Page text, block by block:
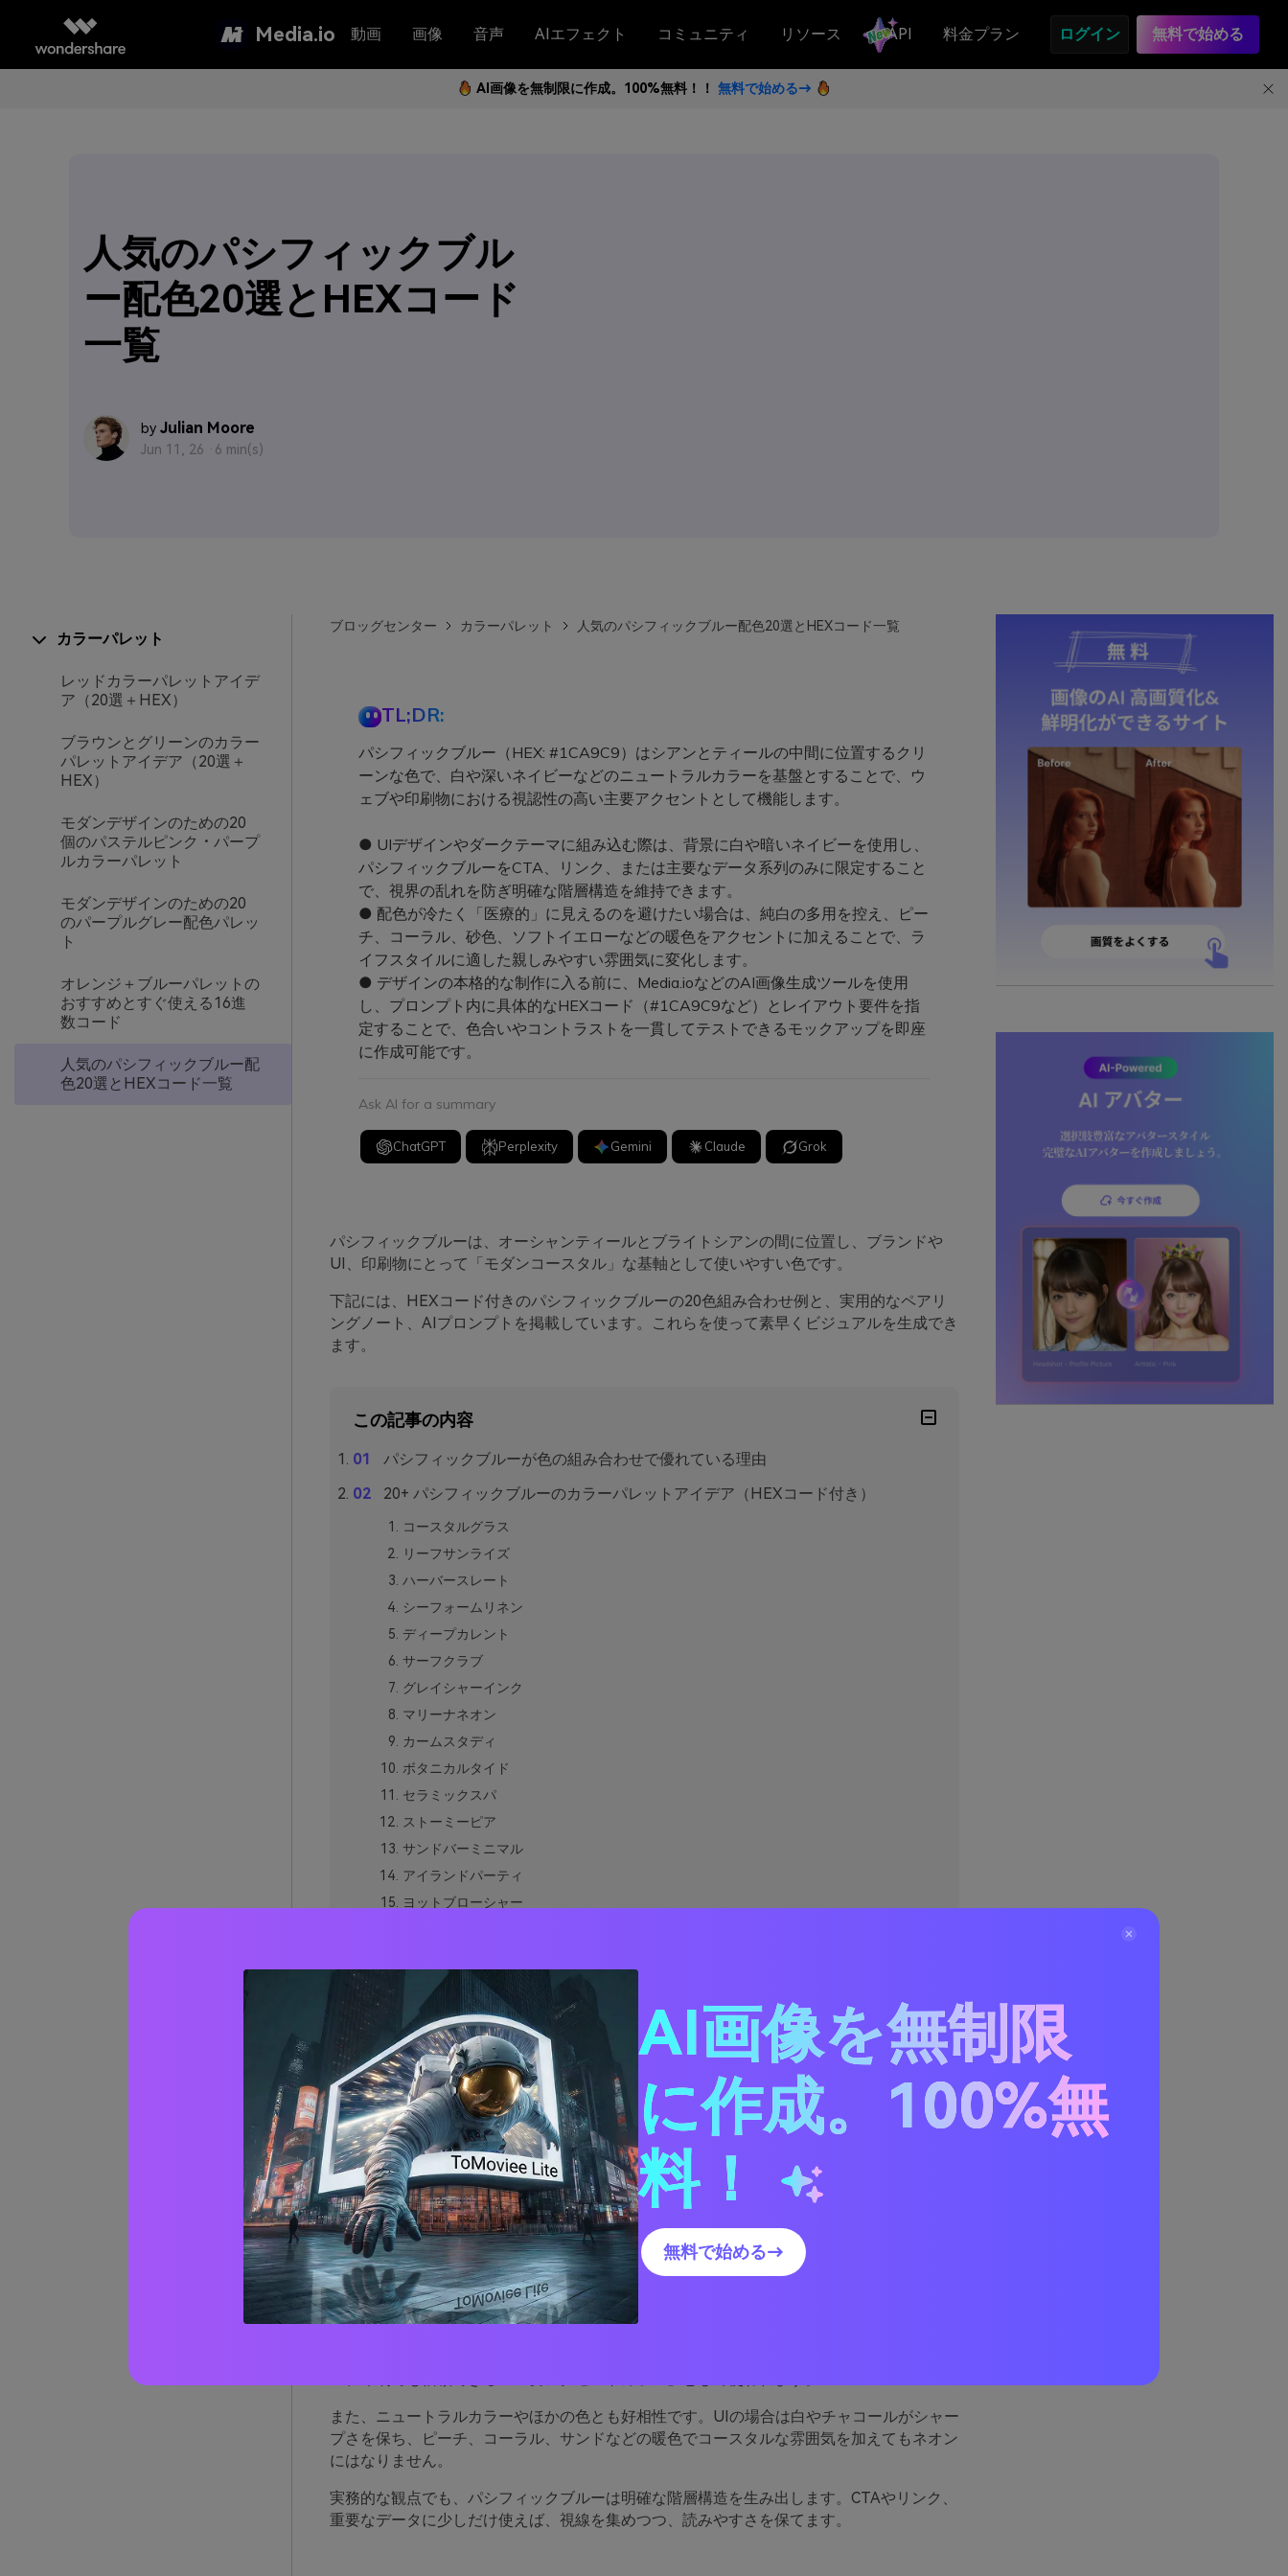
Media.io 動画 画像 音声 AIエフェクト コミュニティ リソース API 料金プラン ログイン 無料で始める
AI画像を無制限に作成。100%無料！！ 無料で始める→
人気のパシフィックブル
ー配色20選とHEXコード
一覧
by Julian Moore
Jun 11, 26 · 6 min(s)
カラーパレット
レッドカラーパレットアイデ
ア（20選＋HEX）
ブラウンとグリーンのカラー
パレットアイデア（20選＋
HEX）
モダンデザインのための20
個のパステルピンク・パープ
ルカラーパレット
モダンデザインのための20
のパープルグレー配色パレッ
ト
オレンジ＋ブルーパレットの
おすすめとすぐ使える16進
数コード
人気のパシフィックブルー配
色20選とHEXコード一覧
ブロッグセンター カラーパレット 人気のパシフィックブルー配色20選とHEXコード一覧
TL;DR:
パシフィックブルー（HEX: #1CA9C9）はシアンとティールの中間に位置するクリ
ーンな色で、白や深いネイビーなどのニュートラルカラーを基盤とすることで、ウ
ェブや印刷物における視認性の高い主要アクセントとして機能します。
● UIデザインやダークテーマに組み込む際は、背景に白や暗いネイビーを使用し、
パシフィックブルーをCTA、リンク、または主要なデータ系列のみに限定すること
で、視界の乱れを防ぎ明確な階層構造を維持できます。
● 配色が冷たく「医療的」に見えるのを避けたい場合は、純白の多用を控え、ピー
チ、コーラル、砂色、ソフトイエローなどの暖色をアクセントに加えることで、ラ
イフスタイルに適した親しみやすい雰囲気に変化します。
● デザインの本格的な制作に入る前に、Media.ioなどのAI画像生成ツールを使用
し、プロンプト内に具体的なHEXコード（#1CA9C9など）とレイアウト要件を指
定することで、色合いやコントラストを一貫してテストできるモックアップを即座
に作成可能です。
Ask AI for a summary
ChatGPT Perplexity Gemini Claude Grok
パシフィックブルーは、オーシャンティールとブライトシアンの間に位置し、ブランドや
UI、印刷物にとって「モダンコースタル」な基軸として使いやすい色です。
下記には、HEXコード付きのパシフィックブルーの20色組み合わせ例と、実用的なペアリ
ングノート、AIプロンプトを掲載しています。これらを使って素早くビジュアルを生成でき
ます。
この記事の内容
パシフィックブルーが色の組み合わせで優れている理由
20+ パシフィックブルーのカラーパレットアイデア（HEXコード付き）
コースタルグラス
リーフサンライズ
ハーバースレート
シーフォームリネン
ディープカレント
サーフクラブ
グレイシャーインク
マリーナネオン
カームスタディ
ボタニカルタイド
セラミックスパ
ストーミーピア
サンドバーミニマル
アイランドパーティ
ヨットブローシャー
テックダッシュボード
キッズアクアリウム
ナイトスイム
パシフィックブルーに合う色は？
パシフィックブルーの色組み合わせを実際のデザインで活用する方法
AIでパシフィックブルーパレットのビジュアルを作成する
パシフィックブルーが色の組み合わせ
で優れている理由
また、ニュートラルカラーやほかの色とも好相性です。UIの場合は白やチャコールがシャー
プさを保ち、ピーチ、コーラル、サンドなどの暖色でコースタルな雰囲気を加えてもネオン
にはなりません。
実務的な観点でも、パシフィックブルーは明確な階層構造を生み出します。CTAやリンク、
重要なデータに少しだけ使えば、視線を集めつつ、読みやすさを保てます。
AI画像を無制限
に作成。100%無
料！
無料で始める→